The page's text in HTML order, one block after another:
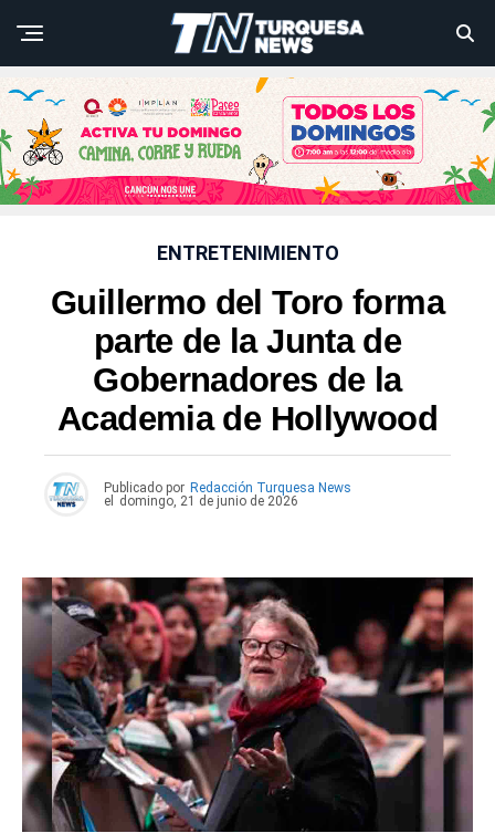
ENTRETENIMIENTO
Guillermo del Toro forma
parte de la Junta de
Gobernadores de la
Academia de Hollywood
Publicado por Redacción Turquesa News
el
domingo, 21 de junio de 2026